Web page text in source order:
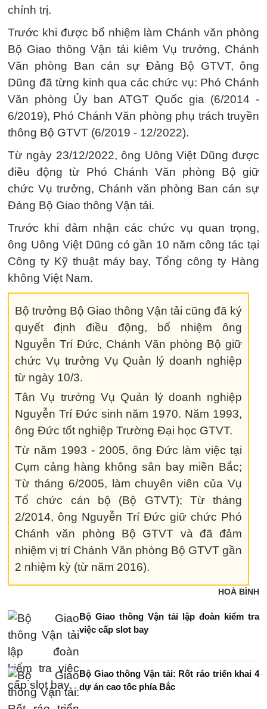
chính trị.
Trước khi được bổ nhiệm làm Chánh văn phòng
Bộ Giao thông Vận tải kiêm Vụ trưởng, Chánh
Văn phòng Ban cán sự Đảng Bộ GTVT, ông
Dũng đã từng kinh qua các chức vụ: Phó Chánh
Văn phòng Ủy ban ATGT Quốc gia (6/2014 -
6/2019), Phó Chánh Văn phòng phụ trách truyền
thông Bộ GTVT (6/2019 - 12/2022).
Từ ngày 23/12/2022, ông Uông Việt Dũng được
điều động từ Phó Chánh Văn phòng Bộ giữ
chức Vụ trưởng, Chánh văn phòng Ban cán sự
Đảng Bộ Giao thông Vận tải.
Trước khi đảm nhận các chức vụ quan trọng,
ông Uông Việt Dũng có gần 10 năm công tác tại
Công ty Kỹ thuật máy bay, Tổng công ty Hàng
không Việt Nam.
Bộ trưởng Bộ Giao thông Vận tải cũng đã ký
quyết định điều động, bổ nhiệm ông
Nguyễn Trí Đức, Chánh Văn phòng Bộ giữ
chức Vụ trưởng Vụ Quản lý doanh nghiệp
từ ngày 10/3.
Tân Vụ trưởng Vụ Quản lý doanh nghiệp
Nguyễn Trí Đức sinh năm 1970. Năm 1993,
ông Đức tốt nghiệp Trường Đại học GTVT.
Từ năm 1993 - 2005, ông Đức làm việc tại
Cụm cảng hàng không sân bay miền Bắc;
Từ tháng 6/2005, làm chuyên viên của Vụ
Tổ chức cán bộ (Bộ GTVT); Từ tháng
2/2014, ông Nguyễn Trí Đức giữ chức Phó
Chánh văn phòng Bộ GTVT và đã đảm
nhiệm vị trí Chánh Văn phòng Bộ GTVT gần
2 nhiệm kỳ (từ năm 2016).
HOÀ BÌNH
Bộ Giao thông Vận tải lập đoàn kiểm tra
việc cấp slot bay
Bộ Giao thông Vận tải: Rốt ráo triển khai 4
dự án cao tốc phía Bắc